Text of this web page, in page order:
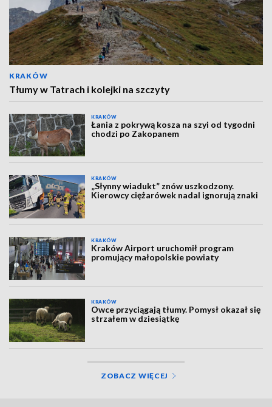
KRAKÓW
Tłumy w Tatrach i kolejki na szczyty
KRAKÓW
Łania z pokrywą kosza na szyi od tygodni
chodzi po Zakopanem
KRAKÓW
„Słynny wiadukt” znów uszkodzony.
Kierowcy ciężarówek nadal ignorują znaki
KRAKÓW
Kraków Airport uruchomił program
promujący małopolskie powiaty
KRAKÓW
Owce przyciągają tłumy. Pomysł okazał się
strzałem w dziesiątkę
ZOBACZ WIĘCEJ